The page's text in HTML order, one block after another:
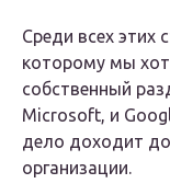
Среди всех этих
которому мы
собственный
Microsoft, и
дело доходит
организации.